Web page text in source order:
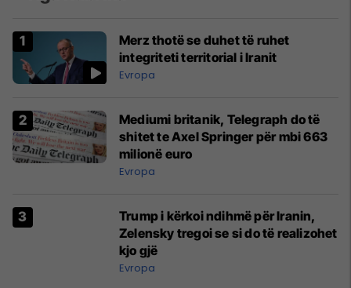
Merz thotë se duhet të ruhet
integriteti territorial i Iranit
Evropa
Mediumi britanik, Telegraph do të
shitet te Axel Springer për mbi 663
milionë euro
Evropa
Trump i kërkoi ndihmë për Iranin,
Zelensky tregoi se si do të realizohet
kjo gjë
Evropa